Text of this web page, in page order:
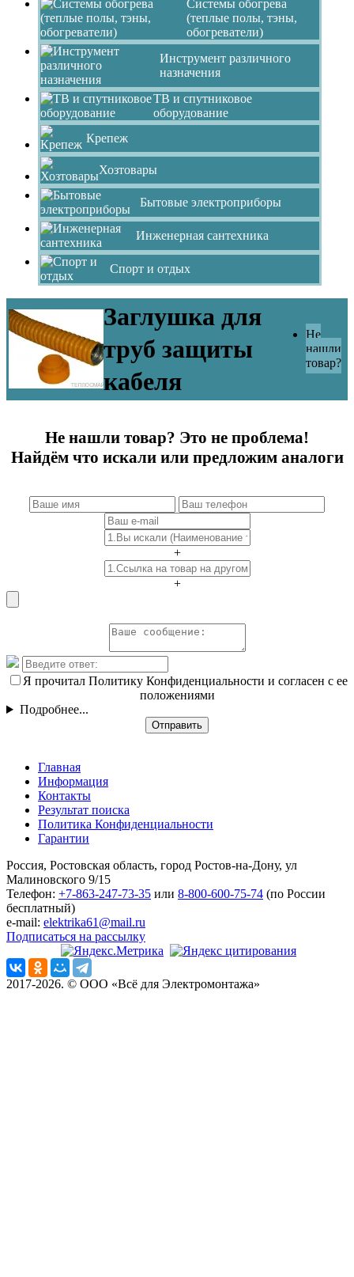
Системы обогрева
(теплые полы, тэны,
обогреватели)
Инструмент различного
назначения
ТВ и спутниковое
оборудование
Крепеж
Хозтовары
Бытовые электроприборы
Инженерная сантехника
Спорт и отдых
Заглушка для
труб защиты
кабеля
Не
нашли
товар?
Не нашли товар? Это не проблема!
Найдём что искали или предложим аналоги
+
+
Я прочитал Политику Конфиденциальности и согласен с ее
положениями
Подробнее...
Отправить
Главная
Информация
Контакты
Результат поиска
Политика Конфиденциальности
Гарантии
Россия, Ростовская область, город Ростов-на-Дону, ул
Малиновского 9/15
Телефон: +7-863-247-73-35 или 8-800-600-75-74 (по России
бесплатный)
e-mail: elektrika61@mail.ru
Подписаться на рассылку
2017-2026. © ООО «Всё для Электромонтажа»